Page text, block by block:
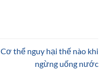
Cơ thể nguy hại thế nào khi
ngừng uống nước